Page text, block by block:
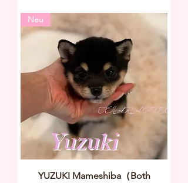
Neu
YUZUKI Mameshiba（Both